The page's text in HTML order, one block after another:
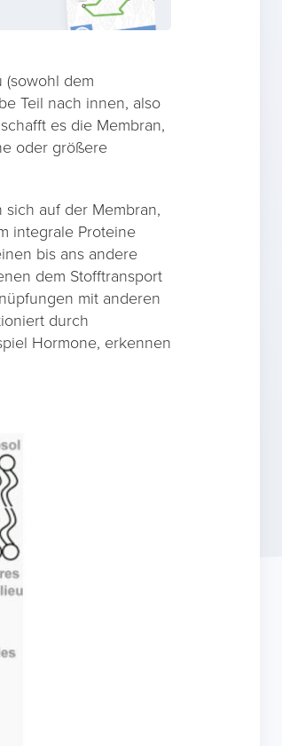
(sowohl dem
Teil nach innen, also
es die Membran,
oder größere
auf der Membran,
integrale Proteine
bis ans andere
dem Stofftransport
mit anderen
durch
Hormone, erkennen